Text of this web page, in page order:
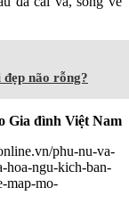
não rỗng?
Gia đình Việt Nam
phu-nu-va-
hoa-ngu-kich-ban-
map-mo-